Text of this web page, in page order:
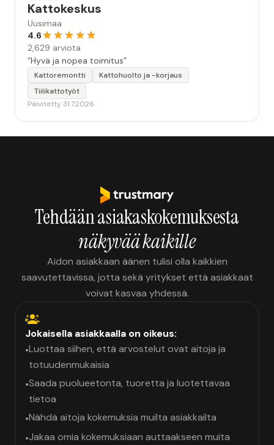
Kattokeskus
Uusimaa
4.6
2,629 arviota
“Hyvä ja nopea toimitus”
Kattoremontti
Kattohuolto ja -korjaus
Tiilikattotyöt
Päivitetty 31.7.2026
Tehdään asiakaskokemuksesta
näkyvää kaikille
Aidon asiakkaan äänen tulisi olla kaikkien
saavutettavissa, jotta sekä yritykset että asiakkaat
voivat kasvaa yhdessä.
Jokaisella asiakkaalla on oikeus:
•Luottaa siihen, että arvostelut ovat aitoja ja
totuudenmukaisia
•Saada puolueetonta, tuoretta ja luotettavaa
tietoa
•Nähdä aitoja kokemuksia muilta asiakkailta
•Jakaa omia kokemuksiaan auttaakseen muita